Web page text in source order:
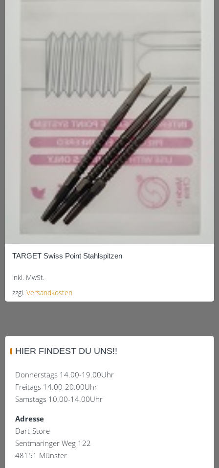
TARGET Swiss Point Stahlspitzen
inkl. MwSt.
zzgl. Versandkosten
Varianten
Optionen
können
Produktseite
gewählt
HIER FINDEST DU UNS!!
Donnerstags 14.00-19.00Uhr
Freitags 14.00-20.00Uhr
Samstags 10.00-14.00Uhr
Adresse
Dart-Store
Sentmaringer Weg 122
48151 Münster